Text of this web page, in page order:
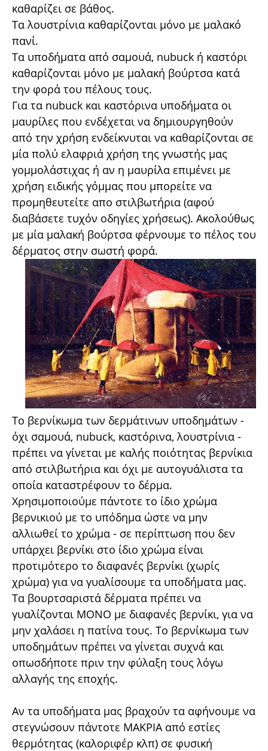
καθαρίζει σε βάθος.
Τα λουστρίνια καθαρίζονται μόνο με μαλακό
πανί.
Τα υποδήματα από σαμουά, nubuck ή καστόρι
καθαρίζονται μόνο με μαλακή βούρτσα κατά
την φορά του πέλους τους.
Για τα nubuck και καστόρινα υποδήματα οι
μαυρίλες που ενδέχεται να δημιουργηθούν
από την χρήση ενδείκνυται να καθαρίζονται σε
μία πολύ ελαφριά χρήση της γνωστής μας
γομμολάστιχας ή αν η μαυρίλα επιμένει με
χρήση ειδικής γόμμας που μπορείτε να
προμηθευτείτε απο στιλβωτήρια (αφού
διαβάσετε τυχόν οδηγίες χρήσεως). Ακολούθως
με μία μαλακή βούρτσα φέρνουμε το πέλος του
δέρματος στην σωστή φορά.
Το βερνίκωμα των δερμάτινων υποδημάτων -
όχι σαμουά, nubuck, καστόρινα, λουστρίνια -
πρέπει να γίνεται με καλής ποιότητας βερνίκια
από στιλβωτήρια και όχι με αυτογυάλιστα τα
οποία καταστρέφουν το δέρμα.
Χρησιμοποιούμε πάντοτε το ίδιο χρώμα
βερνικιού με το υπόδημα ώστε να μην
αλλιωθεί το χρώμα - σε περίπτωση που δεν
υπάρχει βερνίκι στο ίδιο χρώμα είναι
προτιμότερο το διαφανές βερνίκι (χωρίς
χρώμα) για να γυαλίσουμε τα υποδήματα μας.
Τα βουρτσαριστά δέρματα πρέπει να
γυαλίζονται ΜΟΝΟ με διαφανές βερνίκι, για να
μην χαλάσει η πατίνα τους. Το βερνίκωμα των
υποδημάτων πρέπει να γίνεται συχνά και
οπωσδήποτε πριν την φύλαξη τους λόγω
αλλαγής της εποχής.
Αν τα υποδήματα μας βραχούν τα αφήνουμε να
στεγνώσουν πάντοτε ΜΑΚΡΙΑ από εστίες
θερμότητας (καλοριφέρ κλπ) σε φυσική